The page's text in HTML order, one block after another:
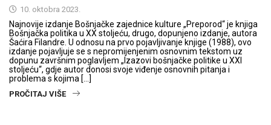
10. oktobra 2023.
Najnovije izdanje Bošnjačke zajednice kulture „Preporod“ je knjiga
Bošnjačka politika u XX stoljeću, drugo, dopunjeno izdanje, autora
Šaćira Filandre. U odnosu na prvo pojavljivanje knjige (1988), ovo
izdanje pojavljuje se s nepromijenjenim osnovnim tekstom uz
dopunu završnim poglavljem „Izazovi bošnjačke politike u XXI
stoljeću“, gdje autor donosi svoje viđenje osnovnih pitanja i
problema s kojima […]
PROČITAJ VIŠE